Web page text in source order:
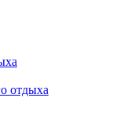
отдыха